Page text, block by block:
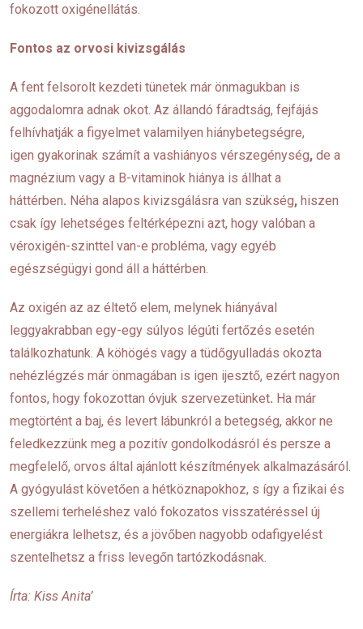
fokozott oxigénellátás.
Fontos az orvosi kivizsgálás
A fent felsorolt kezdeti tünetek már önmagukban is
aggodalomra adnak okot. Az állandó fáradtság, fejfájás
felhívhatják a figyelmet valamilyen hiánybetegségre,
igen gyakorinak számít a vashiányos vérszegénység, de a
magnézium vagy a B-vitaminok hiánya is állhat a
háttérben. Néha alapos kivizsgálásra van szükség, hiszen
csak így lehetséges feltérképezni azt, hogy valóban a
véroxigén-szinttel van-e probléma, vagy egyéb
egészségügyi gond áll a háttérben.
Az oxigén az az éltető elem, melynek hiányával
leggyakrabban egy-egy súlyos légúti fertőzés esetén
találkozhatunk. A köhögés vagy a tüdőgyulladás okozta
nehézlégzés már önmagában is igen ijesztő, ezért nagyon
fontos, hogy fokozottan óvjuk szervezetünket. Ha már
megtörtént a baj, és levert lábunkról a betegség, akkor ne
feledkezzünk meg a pozitív gondolkodásról és persze a
megfelelő, orvos által ajánlott készítmények alkalmazásáról.
A gyógyulást követően a hétköznapokhoz, s így a fizikai és
szellemi terheléshez való fokozatos visszatéréssel új
energiákra lelhetsz, és a jövőben nagyobb odafigyelést
szentelhetsz a friss levegőn tartózkodásnak.
Írta: Kiss Anita’